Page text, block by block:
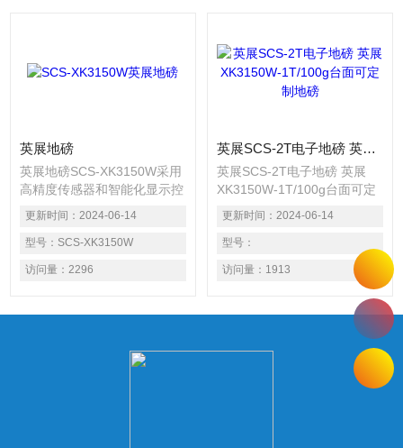
英展地磅
英展地磅SCS-XK3150W采用
高精度传感器和智能化显示控
制器，是现代化高精度称重设
备，适用于工矿企事业单位及
仓库、粮油等单位小宗货物的
精确计量，适于用吊装物料称
量，铲车铲放称量
更新时间： 2024-06-14
型号： SCS-XK3150W
访问量： 2296
英展SCS-2T电子地磅 英展XK3150W-1T/100g台面可定制地磅
英展SCS-2T电子地磅 英展
XK3150W-1T/100g台面可定
制地磅 SCS电子地磅秤采用
高精度传感器和智能化显示控
制器，是现代化高精度称重设
备，适用于工矿企事业单位及
仓库、粮油等单位小宗货物的
精确计量，适于用吊装物料称
量，铲车铲放称量
更新时间： 2024-06-14
型号：
访问量： 1913